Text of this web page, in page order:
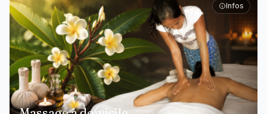
Infos